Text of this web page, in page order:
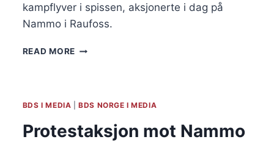
kampflyver i spissen, aksjonerte i dag på
Nammo i Raufoss.
READ MOREDEMONSTRERTE
ISRAEL
PÅ
RAUFOSS
BDS I MEDIA |BDS NORGE I MEDIA
Protestaksjon mot Nammo